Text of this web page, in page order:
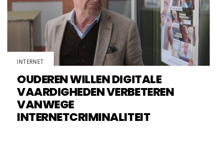
INTERNET
OUDEREN WILLEN DIGITALE
VAARDIGHEDEN VERBETEREN
VANWEGE
INTERNETCRIMINALITEIT